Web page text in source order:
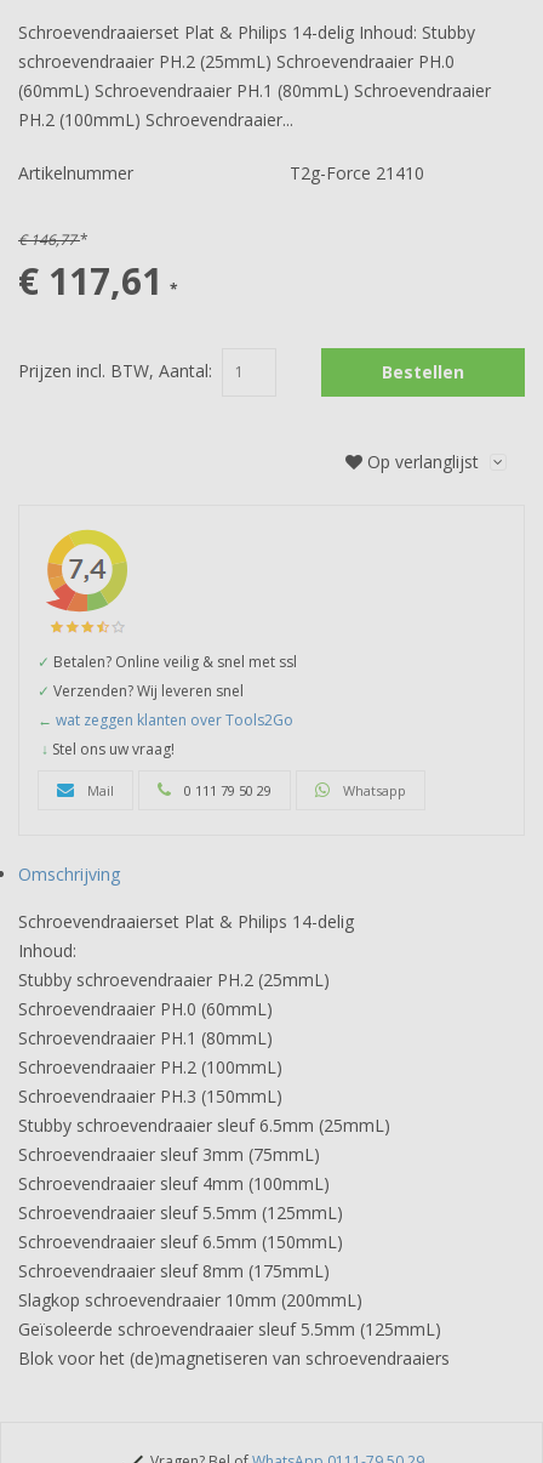
Schroevendraaierset Plat & Philips 14-delig Inhoud: Stubby
schroevendraaier PH.2 (25mmL) Schroevendraaier PH.0
(60mmL) Schroevendraaier PH.1 (80mmL) Schroevendraaier
PH.2 (100mmL) Schroevendraaier...
Artikelnummer T2g-Force 21410
€ 146,77*
€ 117,61 *
Prijzen incl. BTW, Aantal: Bestellen
Op verlanglijst
✓ Betalen? Online veilig & snel met ssl
✓ Verzenden? Wij leveren snel
← wat zeggen klanten over Tools2Go
↓ Stel ons uw vraag!
Mail 0 111 79 50 29 Whatsapp
Omschrijving
Schroevendraaierset Plat & Philips 14-delig
Inhoud:
Stubby schroevendraaier PH.2 (25mmL)
Schroevendraaier PH.0 (60mmL)
Schroevendraaier PH.1 (80mmL)
Schroevendraaier PH.2 (100mmL)
Schroevendraaier PH.3 (150mmL)
Stubby schroevendraaier sleuf 6.5mm (25mmL)
Schroevendraaier sleuf 3mm (75mmL)
Schroevendraaier sleuf 4mm (100mmL)
Schroevendraaier sleuf 5.5mm (125mmL)
Schroevendraaier sleuf 6.5mm (150mmL)
Schroevendraaier sleuf 8mm (175mmL)
Slagkop schroevendraaier 10mm (200mmL)
Geïsoleerde schroevendraaier sleuf 5.5mm (125mmL)
Blok voor het (de)magnetiseren van schroevendraaiers